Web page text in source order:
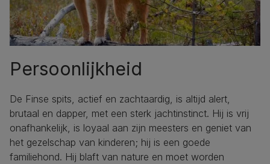
Persoonlijkheid
De Finse spits, actief en zachtaardig, is altijd alert,
brutaal en dapper, met een sterk jachtinstinct. Hij is vrij
onafhankelijk, is loyaal aan zijn meesters en geniet van
het gezelschap van kinderen; hij is een goede
familiehond. Hij blaft van nature en moet worden